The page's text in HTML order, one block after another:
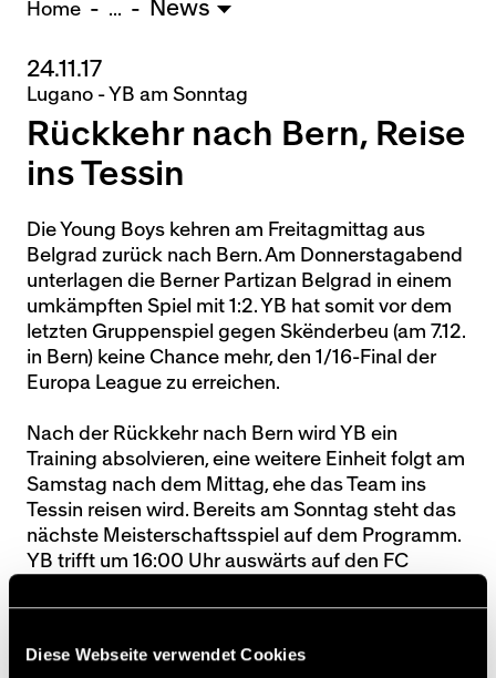
Diese Webseite verwendet Cookies
U15 - TOBE *
10:0
Nachwuchs Frauen
Ostermundigen - FU20 *
Biel - FU18 *
0:4
Thörishaus - FU15
* = Testspiel / (C) = Cupspiel
Home ... News
24.11.17
Lugano - YB am Sonntag
Rückkehr nach Bern, Reise
ins Tessin
Die Young Boys kehren am Freitagmittag aus
Belgrad zurück nach Bern. Am Donnerstagabend
unterlagen die Berner Partizan Belgrad in einem
umkämpften Spiel mit 1:2. YB hat somit vor dem
letzten Gruppenspiel gegen Skënderbeu (am 7.12.
in Bern) keine Chance mehr, den 1/16-Final der
Europa League zu erreichen.
Nach der Rückkehr nach Bern wird YB ein
Training absolvieren, eine weitere Einheit folgt am
Samstag nach dem Mittag, ehe das Team ins
Tessin reisen wird. Bereits am Sonntag steht das
nächste Meisterschaftsspiel auf dem Programm.
YB trifft um 16:00 Uhr auswärts auf den FC
der Europa League im Einsatz. Das Team von